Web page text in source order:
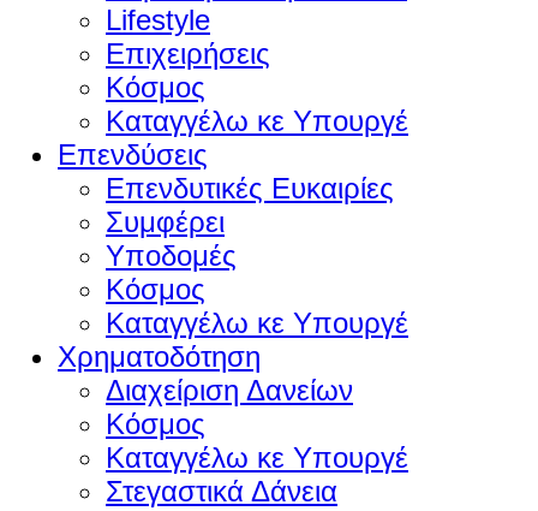
Lifestyle
Επιχειρήσεις
Κόσμος
Καταγγέλω κε Υπουργέ
Επενδύσεις
Επενδυτικές Ευκαιρίες
Συμφέρει
Υποδομές
Κόσμος
Καταγγέλω κε Υπουργέ
Χρηματοδότηση
Διαχείριση Δανείων
Κόσμος
Καταγγέλω κε Υπουργέ
Στεγαστικά Δάνεια